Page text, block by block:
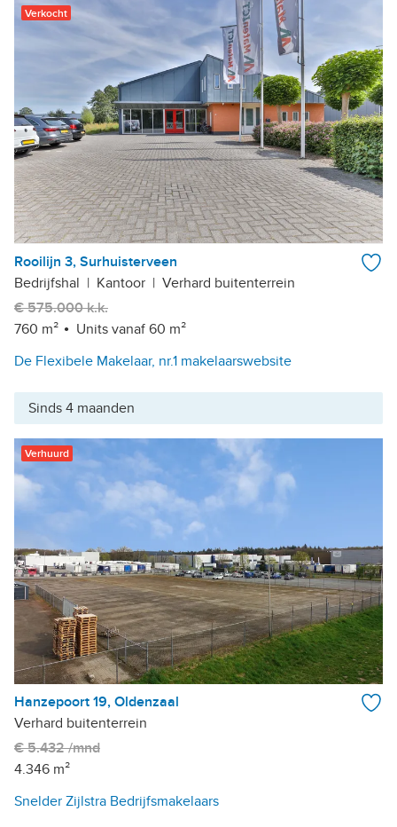
Verkocht
Rooilijn 3, Surhuisterveen
Bedrijfshal | Kantoor | Verhard buitenterrein
€ 575.000 k.k.
760 m²
Units vanaf 60 m²
De Flexibele Makelaar, nr.1 makelaarswebsite
Sinds 4 maanden
Verhuurd
Hanzepoort 19, Oldenzaal
Verhard buitenterrein
€ 5.432 /mnd
4.346 m²
Snelder Zijlstra Bedrijfsmakelaars